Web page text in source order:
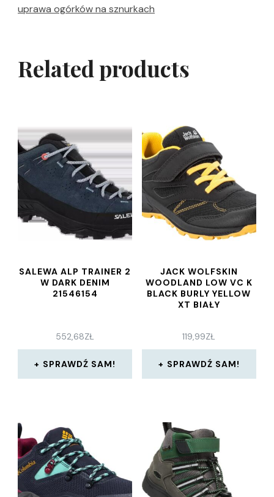
uprawa ogórków na sznurkach
Related products
SALEWA ALP TRAINER 2
W DARK DENIM
21546154
552,68ZŁ
SPRAWDŹ SAM!
JACK WOLFSKIN
WOODLAND LOW VC K
BLACK BURLY YELLOW
XT BIAŁY
119,99ZŁ
SPRAWDŹ SAM!